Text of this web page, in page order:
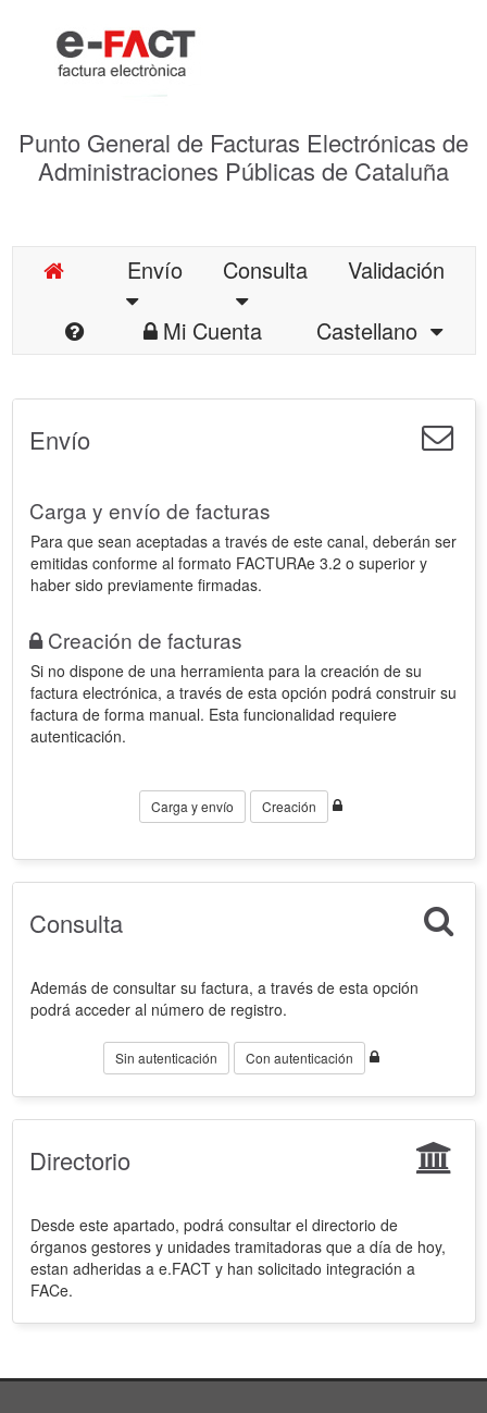
Punto General de Facturas Electrónicas de
Administraciones Públicas de Cataluña
Envío Consulta
Validación
Mi Cuenta
Castellano
Envío
Carga y envío de facturas
Para que sean aceptadas a través de este canal, deberán ser
emitidas conforme al formato FACTURAe 3.2 o superior y
haber sido previamente firmadas.
Creación de facturas
Si no dispone de una herramienta para la creación de su
factura electrónica, a través de esta opción podrá construir su
factura de forma manual. Esta funcionalidad requiere
autenticación.
Carga y envío Creación
Consulta
Además de consultar su factura, a través de esta opción
podrá acceder al número de registro.
Sin autenticación Con autenticación
Directorio
Desde este apartado, podrá consultar el directorio de
órganos gestores y unidades tramitadoras que a día de hoy,
estan adheridas a e.FACT y han solicitado integración a
FACe.